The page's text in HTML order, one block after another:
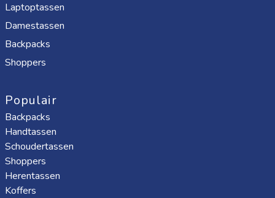
Laptoptassen
Damestassen
Backpacks
Shoppers
Populair
Backpacks
Handtassen
Schoudertassen
Shoppers
Herentassen
Koffers